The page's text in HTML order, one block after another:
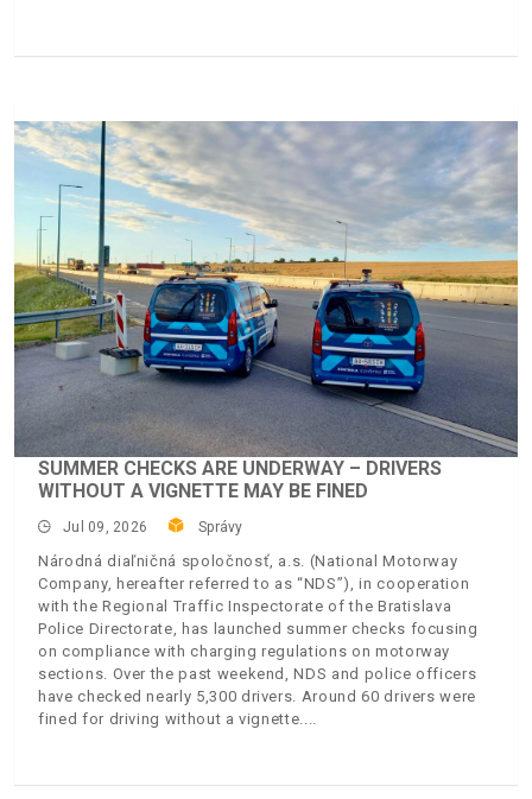
SUMMER CHECKS ARE UNDERWAY – DRIVERS
WITHOUT A VIGNETTE MAY BE FINED
Jul 09, 2026 Správy
Národná diaľničná spoločnosť, a.s. (National Motorway
Company, hereafter referred to as “NDS”), in cooperation
with the Regional Traffic Inspectorate of the Bratislava
Police Directorate, has launched summer checks focusing
on compliance with charging regulations on motorway
sections. Over the past weekend, NDS and police officers
have checked nearly 5,300 drivers. Around 60 drivers were
fined for driving without a vignette.